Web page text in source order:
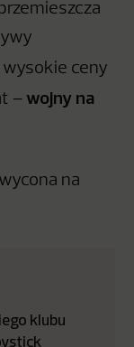
wysokie ceny
– wojny na
na
klubu